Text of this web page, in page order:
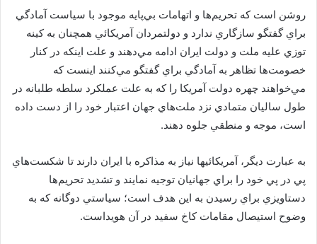
روشن است كه تحريم‌ها و اتهامات بي‌پايه موجود با سياست آمادگي
براي گفتگو سازگاري ندارد و دولتمردان آمريكائي همچنان به كينه
توزي عليه ملت و دولت ايران ادامه مي‌دهند و علت اينكه در كنار
خصومت‌ها تظاهر به آمادگي براي گفتگو مي‌كنند اينست كه
مي‌خواهند چهره دولت آمريكا را كه به علت عملكرد سلطه طلبانه در
طول ساليان متمادي نزد ملت‌هاي جهان اعتبار خود را از دست داده
است، موجه و منطقي جلوه دهند.
به عبارت ديگر، آمريكائيها نياز به مذاكره با ايران دارند تا شكست‌هاي
پي در پي خود را براي جهانيان توجيه نمايند و تشديد تحريم‌ها
دستاويزي براي رسيدن به اين هدف است؛ سياستي دوگانه كه به
وضوح استيصال مقامات كاخ سفيد در آن هويداست.